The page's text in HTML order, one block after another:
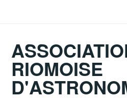
principal
RIOMOISE